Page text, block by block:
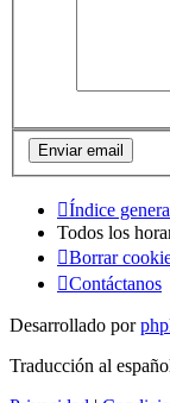
Índice
Todos los
Borrar
Contáctanos
Desarrollado por
Traducción al